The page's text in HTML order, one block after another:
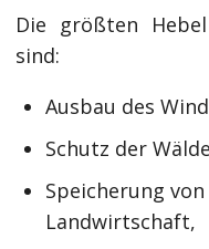
Die größten
sind:
Ausbau des
Schutz der
Speicherung
Landwirtschaft,